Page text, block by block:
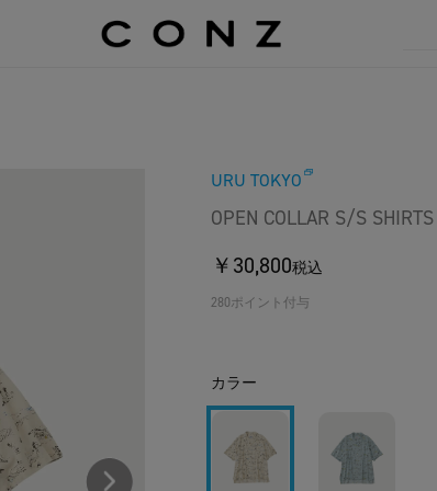
URU TOKYO
OPEN COLLAR S/S SHIRTS
￥30,800税込
280ポイント付与
カラー